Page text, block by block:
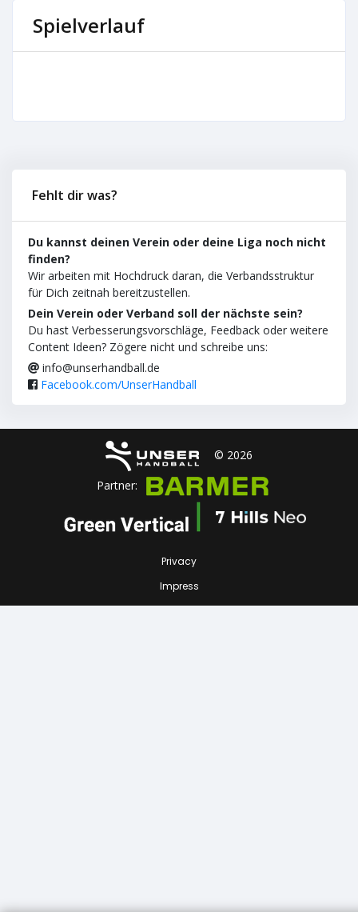
Spielverlauf
Fehlt dir was?
Du kannst deinen Verein oder deine Liga noch nicht
finden?
Wir arbeiten mit Hochdruck daran, die Verbandsstruktur
für Dich zeitnah bereitzustellen.
Dein Verein oder Verband soll der nächste sein?
Du hast Verbesserungsvorschläge, Feedback oder weitere
Content Ideen? Zögere nicht und schreibe uns:
info@unserhandball.de
Facebook.com/UnserHandball
© 2026
Partner:
Privacy
Impress